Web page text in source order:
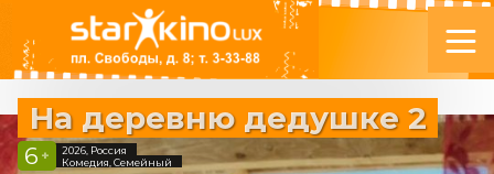
На деревню дедушке 2
6 +
2026, Россия
Комедия, Семейный